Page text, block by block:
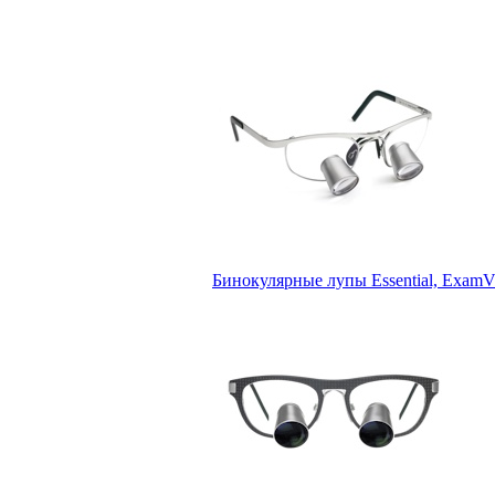
Бинокулярные лупы Essential,